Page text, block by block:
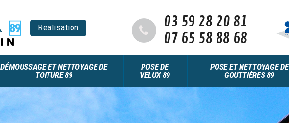
Réalisation
03 59 28 20 81
07 65 58 88 68
DÉMOUSSAGE ET NETTOYAGE DE
TOITURE 89
POSE DE
VELUX 89
POSE ET NETTOYAGE DE
GOUTTIÈRES 89